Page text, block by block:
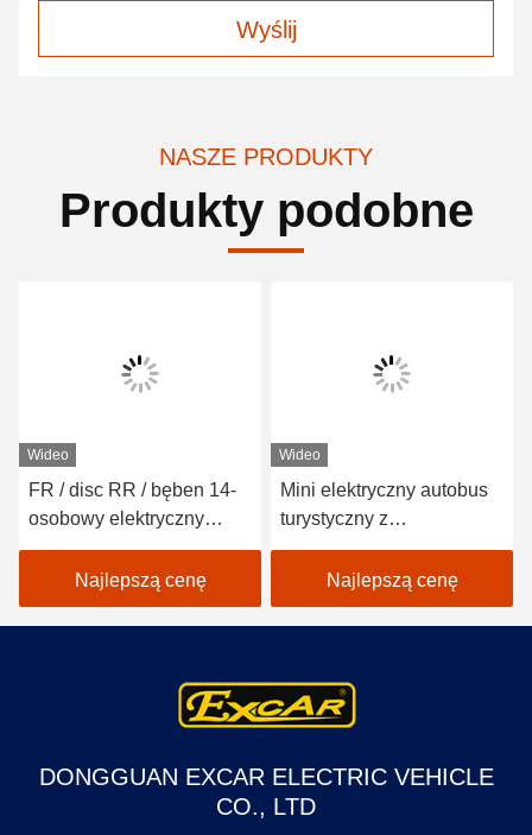
Wyślij
NASZE PRODUKTY
Produkty podobne
Wideo
FR / disc RR / bęben 14-
osobowy elektryczny
autobus turystyczny z sofą
Najlepszą cenę
Wideo
Mini elektryczny autobus
turystyczny z
hydraulicznym układem
hamulcowym z czterema
kółkami
Najlepszą cenę
DONGGUAN EXCAR ELECTRIC VEHICLE
CO., LTD